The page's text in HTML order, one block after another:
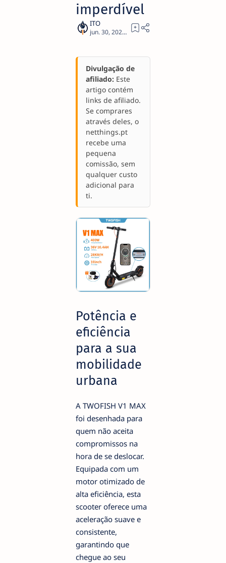
imperdível
1
Divulgação de
afiliado: Este
artigo contém
links de afiliado.
Se comprares
através deles, o
netthings.pt
recebe uma
pequena
comissão, sem
qualquer custo
adicional para
ti.
Potência e
eficiência
para a sua
mobilidade
urbana
A TWOFISH V1 MAX
foi desenhada para
quem não aceita
compromissos na
hora de se deslocar.
Equipada com um
motor otimizado de
alta eficiência, esta
scooter oferece uma
aceleração suave e
consistente,
garantindo que
chegue ao seu